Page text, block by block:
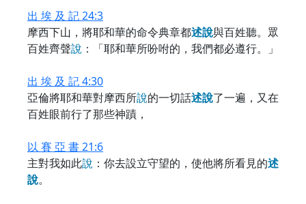
出 埃 及 記 24:3
摩西下山，將耶和華的命令典章都述說與百姓聽。眾
百姓齊聲說 ：「耶和華所吩咐的，我們都必遵行。」
出 埃 及 記 4:30
亞倫將耶和華對摩西所說的一切話述說了一遍，又在
百姓眼前行了那些神蹟，
以 賽 亞 書 21:6
主對我如此說 ：你去設立守望的，使他將所看見的述
說。